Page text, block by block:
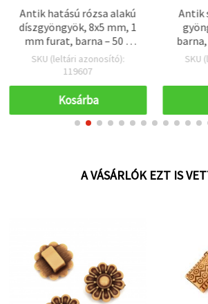
Antik hatású rózsa alakú
díszgyöngyök, 8x5 mm, 1
mm furat, barna – 50 g
(~240 db)
SKU (leltári azonosító):
119607
Kosárba
Antik
4,5
SKU
A VÁSÁRLÓK EZT IS